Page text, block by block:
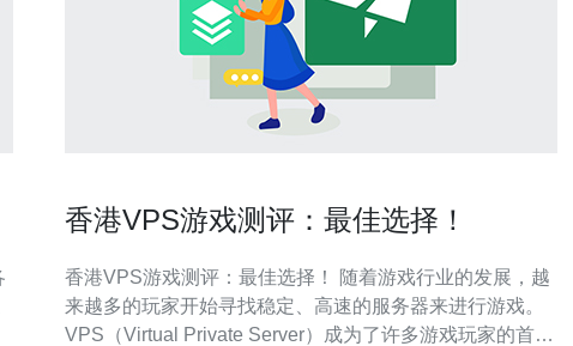
香港VPS游戏测评：最佳选择！
香港VPS游戏测评：最佳选择！ 随着游戏行业的发展，越
来越多的玩家开始寻找稳定、高速的服务器来进行游戏。
VPS（Virtual Private Server）成为了许多游戏玩家的首